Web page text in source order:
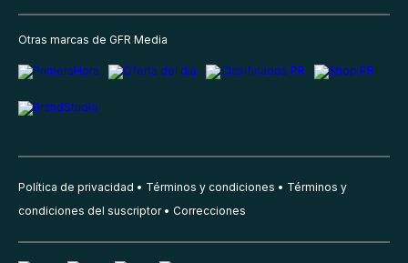
Otras marcas de GFR Media
Política de privacidad Términos y condiciones
Términos y
condiciones del suscriptor
Correcciones